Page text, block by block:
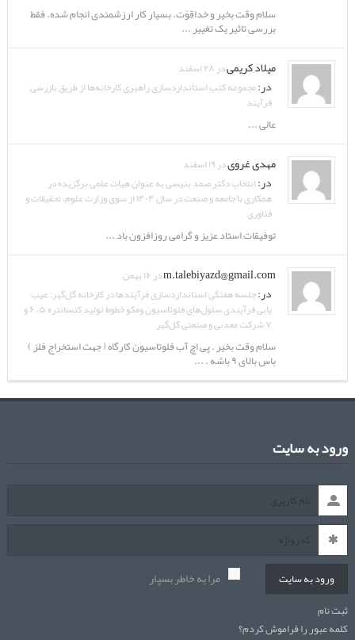
سلام وقت بخیر و خداقوّت. بسیار کار ارزشمندی انجام شده. فقط
بررسی تاثیر یک تغییر ...
میلاد کریمیدر ۲۸ اسفند
در:مجموعه کتب استانداردسازی راهبری کارخانه‌ها از طریق بازرسی
فرآیند
عالی ...
مهدی غرویدر ۱۹ اسفند
در:انتخاب دکتر صمد بنیسی به عنوان هیات علمی برگزیده در
همکاری با جامعه و صنعت در سال ۱۴۰۴ از سوی وزارت علوم، تحقیقات و
فناوری
توفیقات استاد عزیز و گرامی روزافزون باد ...
m.talebiyazd@gmail.comدر ۱۶ بهمن
در:جلسه هفتگی استانداردسازی فرآیندها در کارخانه گل‌گهر: عیب
یابی فرآیندی سلول‌های فلوتاسیون ومکو خطوط تولید کنسانتره ۵، ۶ و
۷ شرکت معدنی و صنعتی گل‌گهر
سلام وقت بخیر . پی اچ آب فلوتاسیون کارگاه ( جهت استخراج فلز )
باس بالای ۹ باشه . ...
ورود به سایت
ورود به سایت مرا به خاطر بسپار
ثبت نام
کلمه عبور را فراموش کردم؟